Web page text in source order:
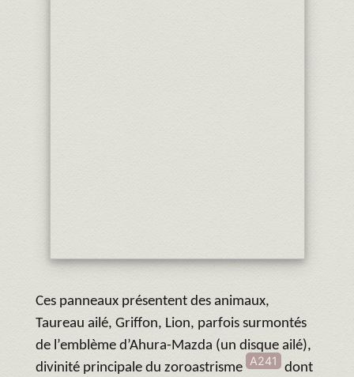
Ces panneaux présentent des animaux,
Taureau ailé, Griffon, Lion, parfois surmontés
de l’emblème d’Ahura-Mazda (un disque ailé),
divinité principale du zoroastrisme A241
dont